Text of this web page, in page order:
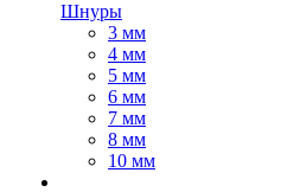
Шнуры
3 мм
4 мм
5 мм
6 мм
7 мм
8 мм
10 мм